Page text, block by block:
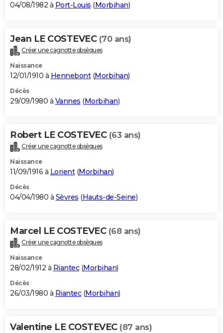
04/08/1982 à Port-Louis (Morbihan)
Jean LE COSTEVEC (70 ans)
Créer une cagnotte obsèques
Naissance
12/01/1910 à Hennebont(Morbihan)
Décès
29/09/1980 à Vannes (Morbihan)
Robert LE COSTEVEC (63 ans)
Créer une cagnotte obsèques
Naissance
11/09/1916 à Lorient(Morbihan)
Décès
04/04/1980 à Sèvres (Hauts-de-Seine)
Marcel LE COSTEVEC (68 ans)
Créer une cagnotte obsèques
Naissance
28/02/1912 à Riantec(Morbihan)
Décès
26/03/1980 à Riantec(Morbihan)
Valentine LE COSTEVEC (87 ans)